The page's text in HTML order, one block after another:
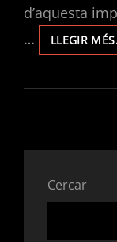
d’aquesta
…
LLEGIR
Cercar